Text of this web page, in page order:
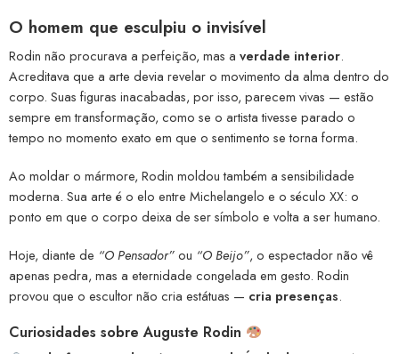
O homem que esculpiu o invisível
Rodin não procurava a perfeição, mas a verdade interior.
Acreditava que a arte devia revelar o movimento da alma dentro do
corpo. Suas figuras inacabadas, por isso, parecem vivas — estão
sempre em transformação, como se o artista tivesse parado o
tempo no momento exato em que o sentimento se torna forma.
Ao moldar o mármore, Rodin moldou também a sensibilidade
moderna. Sua arte é o elo entre Michelangelo e o século XX: o
ponto em que o corpo deixa de ser símbolo e volta a ser humano.
Hoje, diante de “O Pensador”ou “O Beijo”, o espectador não vê
apenas pedra, mas a eternidade congelada em gesto. Rodin
provou que o escultor não cria estátuas — cria presenças.
Curiosidades sobre Auguste Rodin